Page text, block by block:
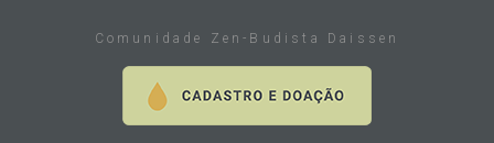
Comunidade Zen-Budista Daissen